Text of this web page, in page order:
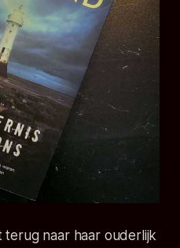
terug naar haar ouderlijk